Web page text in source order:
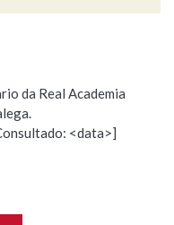
da Real Academia
<data>]